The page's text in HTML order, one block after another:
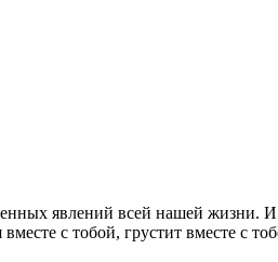
явлений всей нашей жизни. И
с тобой, грустит вместе с